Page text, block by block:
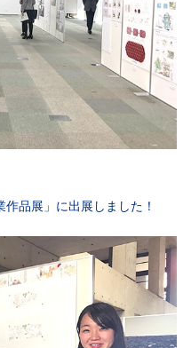
品展」に出展しました！